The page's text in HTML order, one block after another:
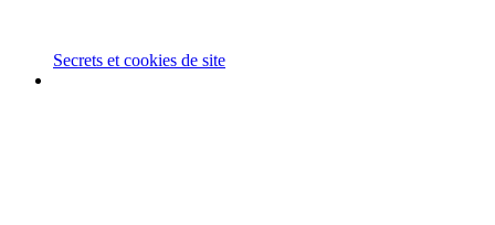
Secrets et cookies de site